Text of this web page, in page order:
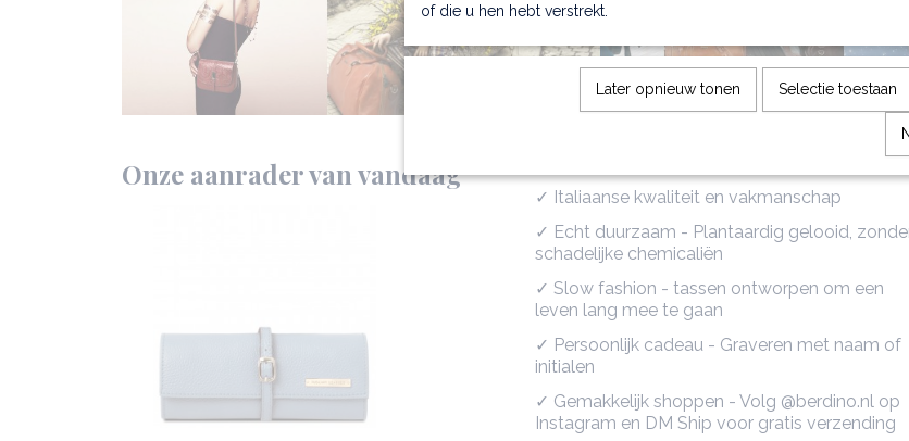
Onze aanrader van vandaag
✓ Italiaanse kwaliteit en vakmanschap
✓ Echt duurzaam - Plantaardig gelooid,
schadelijke chemicaliën
✓ Slow fashion - tassen ontworpen om een
leven lang mee te gaan
✓ Persoonlijk cadeau - Graveren met naam of
initialen
✓ Gemakkelijk shoppen - Volg @berdino.nl op
Instagram en DM Ship voor gratis verzending
of die u hen hebt verstrekt.
Later opnieuw tonen Selectie toestaan